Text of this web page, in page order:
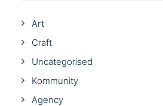
Art
Craft
Uncategorised
Kommunity
Agency